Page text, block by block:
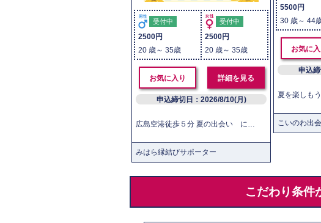
受付中
2500円
20 歳～ 35歳
受付中
2500円
20 歳～ 35歳
お気に入り 詳細を見る
申込締切日：2026/8/10(月)
広島空港徒歩５分 夏の出会い にこにこ笑顔があふれる夏の日、ドキドキの時間を過ごそう おすすめポイント ☞１対１でしっかりトーク ☞オールデイダイニングアチェロ特製スイーツ＆ドリンク ☞同世代だから話題も共通で話しやすい！ 丁寧なサポートで成婚実績あり ＜イベント内容（予定）＞ 受付開始：14：15 開会：14：30 終了予定：17：00 ・1対1トーク ・スイーツ＆ドリンクタイム ・フリートークなど ・マッチング
みはら縁結びサポーター
5500円
30 歳～ 44
お気に入
申込
こいのわ出
こだわり条件